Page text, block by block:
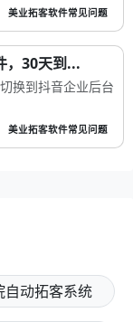
美业拓客软件常见问题
，30天到...
换到抖音企业后台
美业拓客软件常见问题
自动拓客系统